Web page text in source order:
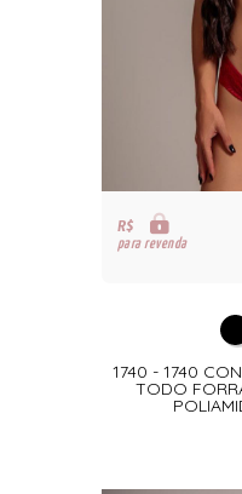
R$
para revenda
1740 - 1740
TODO